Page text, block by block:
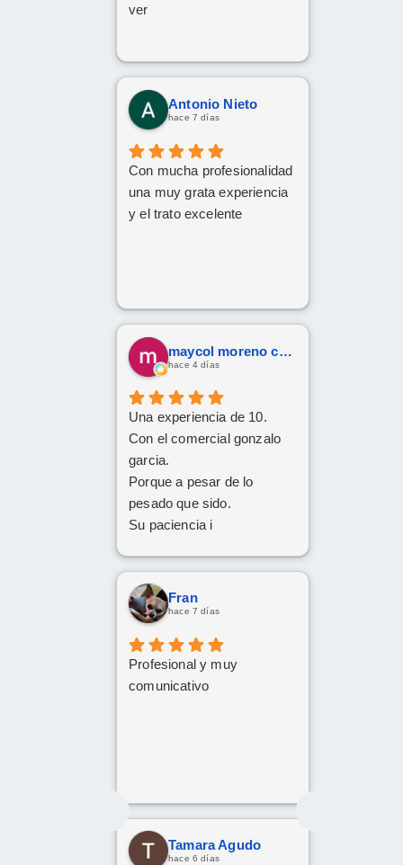
ver
Antonio Nieto
hace 7 días
Con mucha profesionalidad
una muy grata experiencia
y el trato excelente
maycol moreno cuervo
hace 4 días
Una experiencia de 10.
Con el comercial gonzalo
garcia.
Porque a pesar de lo
pesado que sido.
Su paciencia i
Han cumplido el sueño de
mi familia
De tener el coche deseado.
cordial
Da gusto comunicarse con
Fran
hace 7 días
Profesional y muy
comunicativo
Tamara Agudo
hace 6 días